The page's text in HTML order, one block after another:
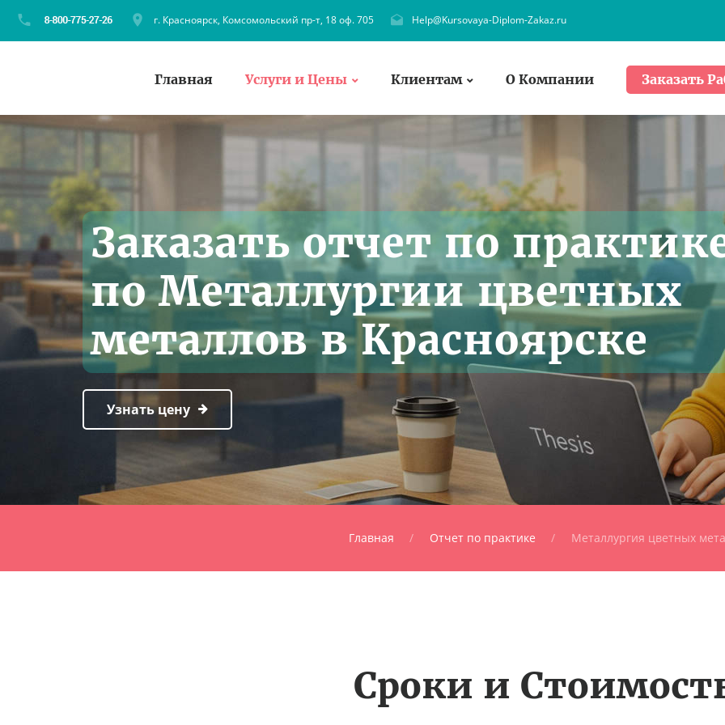
г. Красноярск, Комсомольский пр-т, 18 оф. 705 Help@Kursovaya-Diplom-Zakaz.ru
Главная Услуги и Цены Клиентам О Компании Заказать
Заказать отчет по
по Металлургии цветных
металлов в Красноярске
Узнать цену
Главная Отчет по практике Металлургия цветных
Сроки и